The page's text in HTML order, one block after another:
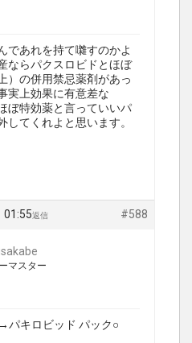
であれを持て囃すのかよ
ならパクスロビドとほぼ
）の併用禁忌薬剤があっ
実上効果に有意差な
ぼ特効薬と言っていいパ
してくれよと思います。
01:55 #588
返信
マスター
パキロビッド パック○